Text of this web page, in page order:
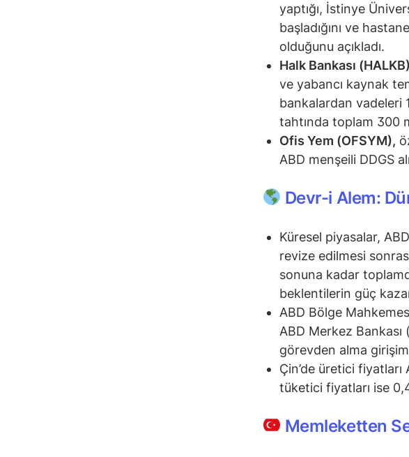
yaptığı, İstinye
başladığını ve
olduğunu açıkladı.
Halk Bankası
ve yabancı kaynak
bankalardan vadeleri
tahtında toplam 300
Ofis Yem (OFSYM),
ABD menşeili DDGS
Devr-i Alem:
Küresel piyasalar,
revize edilmesi
sonuna kadar
beklentilerin güç
ABD Bölge
ABD Merkez Bankası
görevden alma
Çin’de üretici fiyatları
tüketici fiyatları ise
Memleketten